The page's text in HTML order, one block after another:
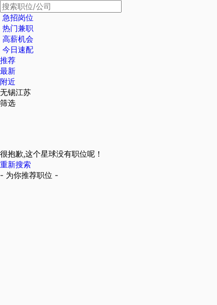
急招岗位
热门兼职
高薪机会
今日速配
推荐
最新
附近
无锡江苏
筛选
很抱歉,这个星球没有职位呢！
重新搜索
- 为你推荐职位 -